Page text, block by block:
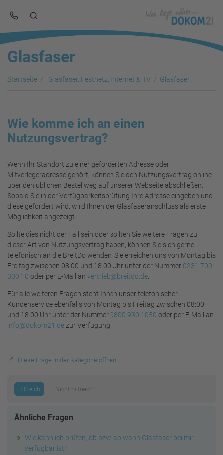
Glasfaser
Startseite Glasfaser, Festnetz, Internet & TV Glasfaser
Wie komme ich an einen
Nutzungsvertrag?
Wenn Ihr Standort zu einer geförderten Adresse oder
Mitverlegeradresse gehört, können Sie den Nutzungsvertrag online
über den üblichen Bestellweg auf unserer Webseite abschließen.
Sobald Sie in der Verfügbarkeitsprüfung Ihre Adresse eingeben und
diese gefördert wird, wird Ihnen der Glasfaseranschluss als erste
Möglichkeit angezeigt.
Sollte dies nicht der Fall sein oder sollten Sie weitere Fragen zu
dieser Art von Nutzungsvertrag haben, können Sie sich gerne
telefonisch an die BreitDo wenden. Sie erreichen uns von Montag bis
Freitag zwischen 08:00 und 18:00 Uhr unter der Nummer 0231 700
300 10 oder per E-Mail an vertrieb@breitdo.de
Für alle weiteren Fragen steht Ihnen unser telefonischer
Kundenservice ebenfalls von Montag bis Freitag zwischen 08:00
und 18:00 Uhr unter der Nummer 0800 930 1050 oder per E-Mail an
info@dokom21.de zur Verfügung.
Diese Frage in der Kategorie öffnen
Hilfreich Nicht hilfreich
Ähnliche Fragen
Wie kann ich prüfen, ob bzw. ab wann Glasfaser bei mir
verfügbar ist?